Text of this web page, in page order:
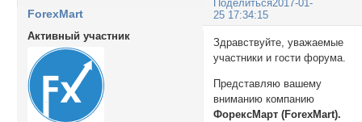
Поделиться2017-01-
25 17:34:15
ForexMart
Активный участник
Здравствуйте, уважаемые
участники и гости форума.
Представляю вашему
вниманию компанию
ФорексМарт (ForexMart).